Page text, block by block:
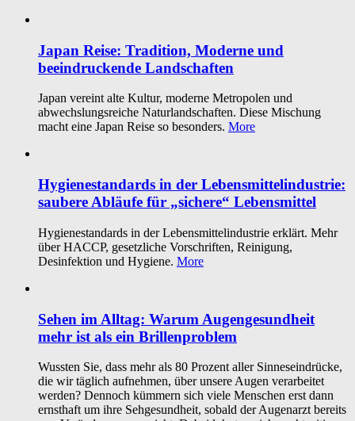
Japan Reise: Tradition, Moderne und
beeindruckende Landschaften
Japan vereint alte Kultur, moderne Metropolen und
abwechslungsreiche Naturlandschaften. Diese Mischung
macht eine Japan Reise so besonders. More
Hygienestandards in der Lebensmittelindustrie:
saubere Abläufe für „sichere“ Lebensmittel
Hygienestandards in der Lebensmittelindustrie erklärt. Mehr
über HACCP, gesetzliche Vorschriften, Reinigung,
Desinfektion und Hygiene. More
Sehen im Alltag: Warum Augengesundheit
mehr ist als ein Brillenproblem
Wussten Sie, dass mehr als 80 Prozent aller Sinneseindrücke,
die wir täglich aufnehmen, über unsere Augen verarbeitet
werden? Dennoch kümmern sich viele Menschen erst dann
ernsthaft um ihre Sehgesundheit, sobald der Augenarzt bereits